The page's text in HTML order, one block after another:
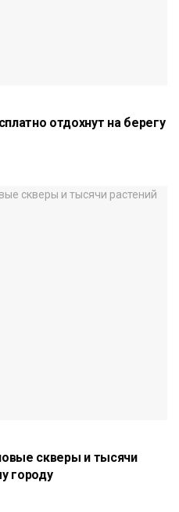
отдохнут на берегу
скверы и тысячи
городу